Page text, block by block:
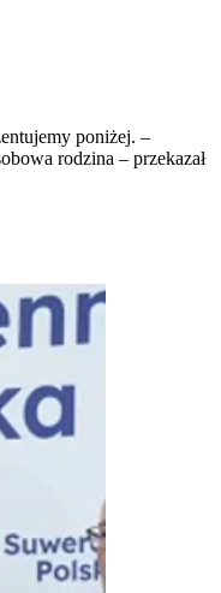
poniżej. –
rodzina – przekazał